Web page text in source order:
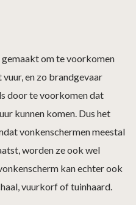
om te voorkomen
en zo brandgevaar
door te voorkomen dat
kunnen komen. Dus het
vonkenschermen meestal
worden ze ook wel
kan echter ook
vuurkorf of tuinhaard.